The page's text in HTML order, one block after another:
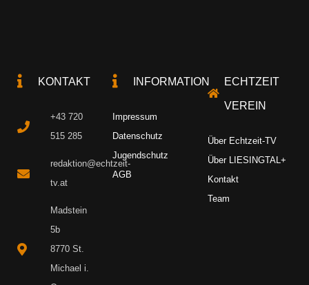
KONTAKT
+43 720
515 285
redaktion@echtzeit-
tv.at
Madstein
5b
8770 St.
Michael i.
INFORMATION
Impressum
Datenschutz
Jugendschutz
AGB
ECHTZEIT
VEREIN
Über Echtzeit-TV
Über LIESINGTAL+
Kontakt
Team